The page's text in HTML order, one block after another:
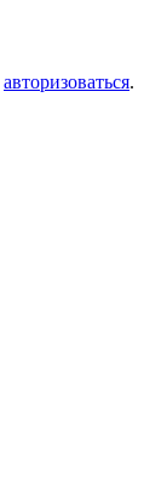
авторизоваться.